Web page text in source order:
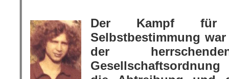
Der Kampf
Selbstbestimmung
der